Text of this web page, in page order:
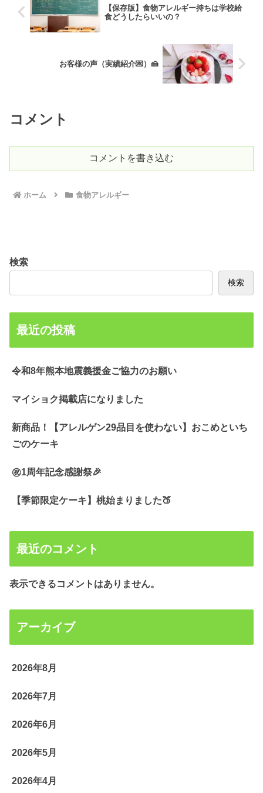
【保存版】食物アレルギー持ちは学校給
食どうしたらいいの？
お客様の声（実績紹介💌）🍰
コメント
コメントを書き込む
ホーム 食物アレルギー
検索
検索
最近の投稿
令和8年熊本地震義援金ご協力のお願い
マイショク掲載店になりました
新商品！【アレルゲン29品目を使わない】おこめといち
ごのケーキ
㊗️1周年記念感謝祭🎉
【季節限定ケーキ】桃始まりました🍑
最近のコメント
表示できるコメントはありません。
アーカイブ
2026年8月
2026年7月
2026年6月
2026年5月
2026年4月